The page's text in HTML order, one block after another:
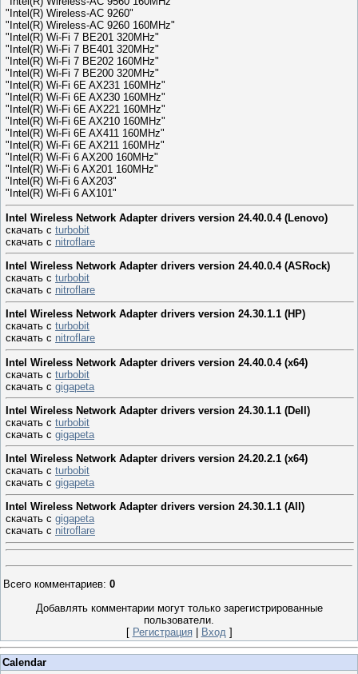
"Intel(R) Wireless-AC 9260"
"Intel(R) Wireless-AC 9260 160MHz"
"Intel(R) Wi-Fi 7 BE201 320MHz"
"Intel(R) Wi-Fi 7 BE401 320MHz"
"Intel(R) Wi-Fi 7 BE202 160MHz"
"Intel(R) Wi-Fi 7 BE200 320MHz"
"Intel(R) Wi-Fi 6E AX231 160MHz"
"Intel(R) Wi-Fi 6E AX230 160MHz"
"Intel(R) Wi-Fi 6E AX221 160MHz"
"Intel(R) Wi-Fi 6E AX210 160MHz"
"Intel(R) Wi-Fi 6E AX411 160MHz"
"Intel(R) Wi-Fi 6E AX211 160MHz"
"Intel(R) Wi-Fi 6 AX200 160MHz"
"Intel(R) Wi-Fi 6 AX201 160MHz"
"Intel(R) Wi-Fi 6 AX203"
"Intel(R) Wi-Fi 6 AX101"
Intel Wireless Network Adapter drivers version 24.40.0.4 (Lenovo)
скачать с turbobit
скачать с nitroflare
Intel Wireless Network Adapter drivers version 24.40.0.4 (ASRock)
скачать с turbobit
скачать с nitroflare
Intel Wireless Network Adapter drivers version 24.30.1.1 (HP)
скачать с turbobit
скачать с nitroflare
Intel Wireless Network Adapter drivers version 24.40.0.4 (x64)
скачать с turbobit
скачать с gigapeta
Intel Wireless Network Adapter drivers version 24.30.1.1 (Dell)
скачать с turbobit
скачать с gigapeta
Intel Wireless Network Adapter drivers version 24.20.2.1 (x64)
скачать с turbobit
скачать с gigapeta
Intel Wireless Network Adapter drivers version 24.30.1.1 (All)
скачать с gigapeta
скачать с nitroflare
Всего комментариев: 0
Добавлять комментарии могут только зарегистрированные
пользователи.
[ Регистрация| Вход]
Calendar